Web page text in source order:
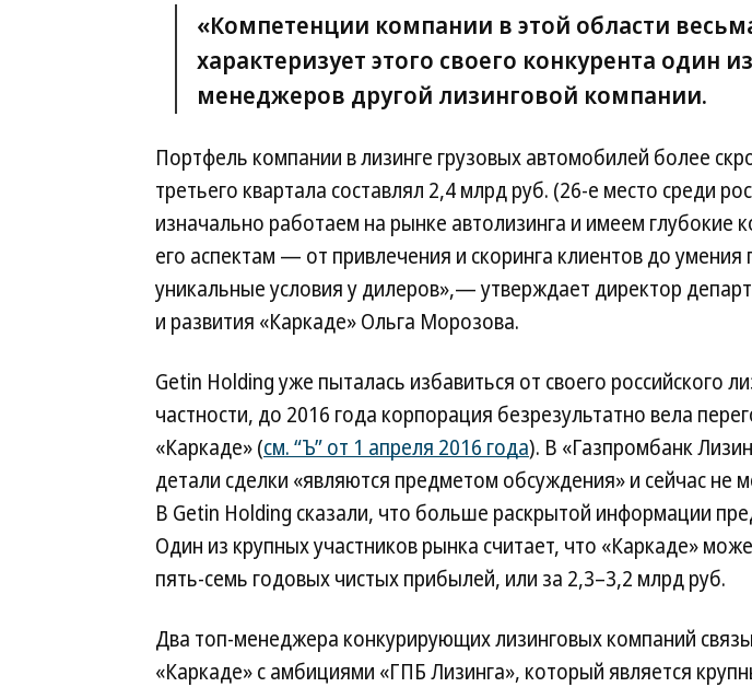
«Компетенции компании в этой области
характеризует этого своего конкурента один
менеджеров другой лизинговой компании.
Портфель компании в лизинге грузовых автомобилей более
третьего квартала составлял 2,4 млрд руб. (26-е место среди
изначально работаем на рынке автолизинга и имеем глубокие
его аспектам — от привлечения и скоринга клиентов до умения
уникальные условия у дилеров»,— утверждает директор
и развития «Каркаде» Ольга Морозова.
Getin Holding уже пыталась избавиться от своего российского
частности, до 2016 года корпорация безрезультатно вела
«Каркаде» (см. “Ъ” от 1 апреля 2016 года). В «Газпромбанк
детали сделки «являются предметом обсуждения» и сейчас не
В Getin Holding сказали, что больше раскрытой информации
Один из крупных участников рынка считает, что «Каркаде»
пять-семь годовых чистых прибылей, или за 2,3–3,2 млрд руб.
Два топ-менеджера конкурирующих лизинговых компаний
«Каркаде» с амбициями «ГПБ Лизинга», который является